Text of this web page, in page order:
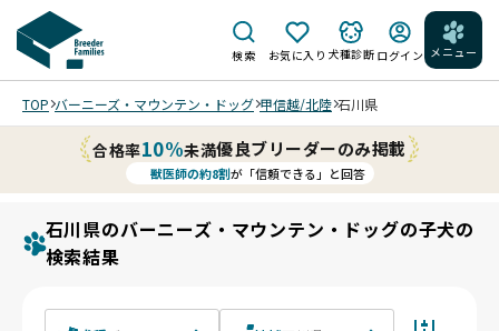
検索 お気に入り 犬種診断 ログイン メニュー
TOP バーニーズ・マウンテン・ドッグ 甲信越/北陸 石川県
合格率10%未満優良ブリーダーのみ掲載
獣医師の約8割が「信頼できる」と回答
石川県のバーニーズ・マウンテン・ドッグの子犬の
検索結果